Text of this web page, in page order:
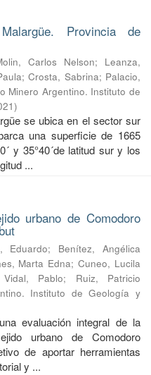
Provincia de
Carlos Nelson; Leanza,
;Crosta, Sabrina; Palacio,
Minero Argentino. Instituto de
)
se ubica en el sector sur
una superficie de 1665
y 35°40´de latitud sur y los
...
urbano de Comodoro
Eduardo; Benítez, Angélica
Marta Edna;Cuneo, Lucila
Vidal, Pablo; Ruiz, Patricio
Instituto de Geología y
evaluación integral de la
urbano de Comodoro
de aportar herramientas
y ...